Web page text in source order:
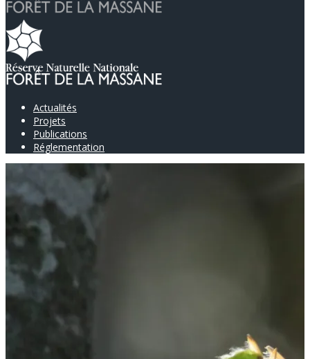
Actualités
Projets
Publications
Réglementation